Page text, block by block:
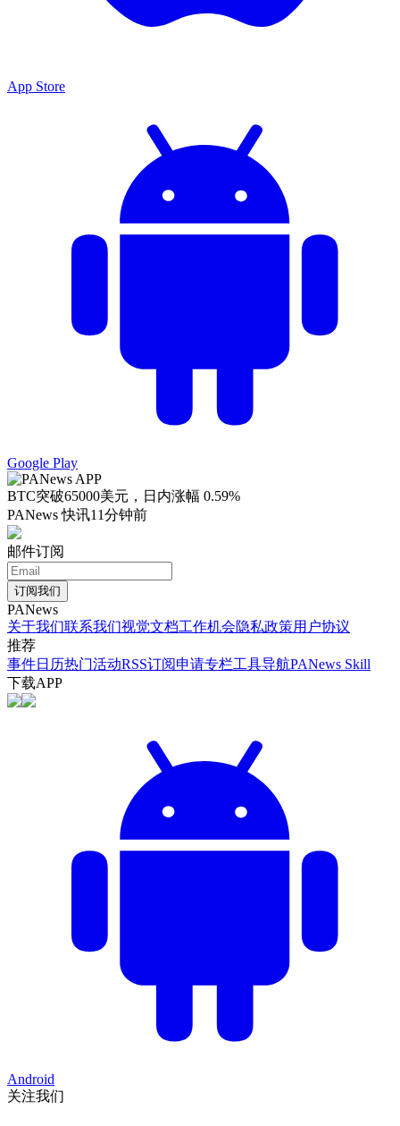
App Store
Google Play
BTC突破65000美元，日内涨幅 0.59%
PANews 快讯11分钟前
邮件订阅
订阅我们
PANews
关于我们联系我们视觉文档工作机会隐私政策用户协议
推荐
事件日历热门活动RSS订阅申请专栏工具导航PANews Skill
下载APP
Android
关注我们